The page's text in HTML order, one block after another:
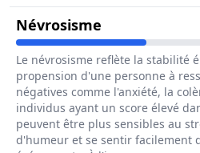
Névrosisme Pour Le
Le névrosisme reflète la stabilité
propension d'une personne à
négatives comme l'anxiété, la
individus ayant un score élevé
peuvent être plus sensibles au
d'humeur et se sentir facilement